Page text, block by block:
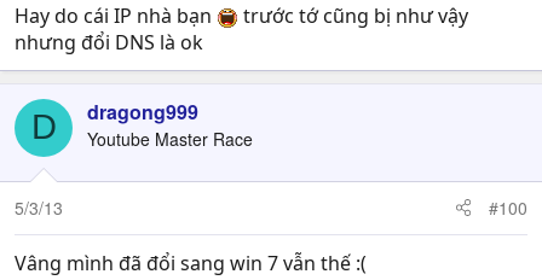
Hay do cái IP nhà bạn
trước tớ cũng bị như vậy
nhưng đổi DNS là ok
D dragong999
Youtube Master Race
5/3/13 #100
Vâng mình đã đổi sang win 7 vẫn thế :(